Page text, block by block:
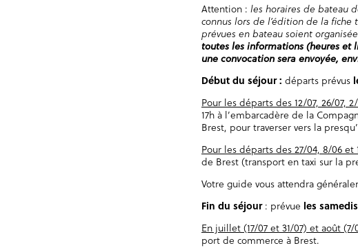
Attention : les horaires de bateau
connus lors de l’édition de la
prévues en bateau soient
toutes les informations (heures et
une convocation sera envoyée,
Début du séjour : départs prévus
Pour les départs des 12/07, 26/07,
17h à l’embarcadère de la
Brest, pour traverser vers la
Pour les départs des 27/04, 8/06 et
de Brest (transport en taxi sur la
Votre guide vous attendra
Fin du séjour: prévue les
En juillet (17/07 et 31/07) et août (7/
port de commerce à Brest.